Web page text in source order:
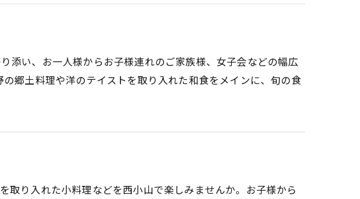
添い、お一人様からお子様連れのご家族様、女子会などの幅広
郷土料理や洋のテイストを取り入れた和食をメインに、旬の食
取り入れた小料理などを西小山で楽しみませんか。お子様から